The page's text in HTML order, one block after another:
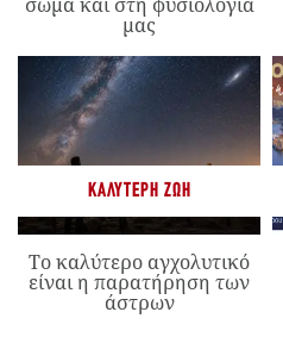
μας
ΚΑΛΎΤΕΡΗ ΖΩΉ
Το καλύτερο αγχολυτικό
είναι η παρατήρηση των
άστρων